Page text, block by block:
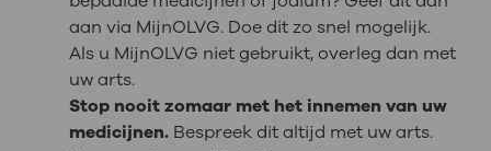
aan via MijnOLVG. Doe dit zo snel mogelijk.
Als u MijnOLVG niet gebruikt, overleg dan met
uw arts.
Stop nooit zomaar met het innemen van uw
medicijnen.Bespreek dit altijd met uw arts.